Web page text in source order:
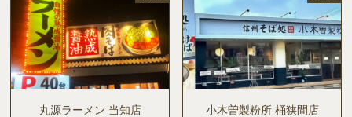
丸源ラーメン 当知店 小木曽製粉所 桶狭間店